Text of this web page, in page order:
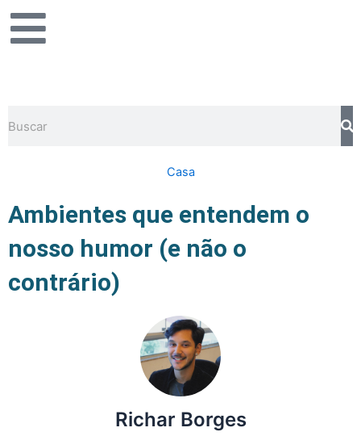
para
Casa
Ambientes que entendem o
nosso humor (e não o
contrário)
Richar Borges